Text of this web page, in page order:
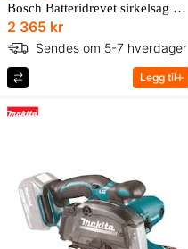
Bosch Batteridrevet sirkelsag GKS 12V-26 Professional Solo i L-BOXX
2 365 kr
Sendes om 5-7 hverdager
Legg til